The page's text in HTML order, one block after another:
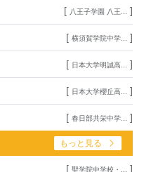
[ 八王子学園 八王... ]
[ 横須賀学院中学... ]
[ 日本大学明誠高... ]
[ 日本大学櫻丘高... ]
[ 春日部共栄中学... ]
もっと見る
[ 聖学院中学校・... ]